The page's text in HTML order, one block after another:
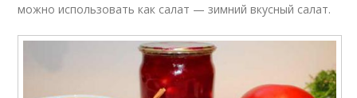
можно использовать как салат — зимний вкусный салат.